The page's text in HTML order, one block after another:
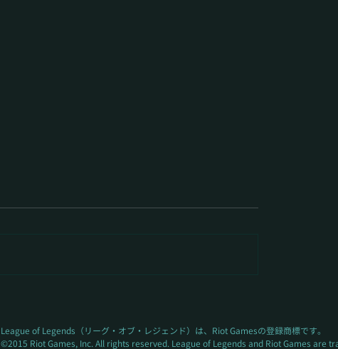
レオーディション開催
League of Legends（リーグ・オブ・レジェンド）は、Riot Gamesの登録商標です。
©2015 Riot Games, Inc. All rights reserved. League of Legends and Riot Games